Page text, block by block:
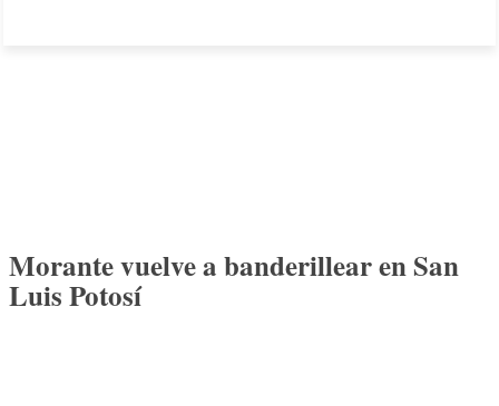
Morante vuelve a banderillear en San
Luis Potosí